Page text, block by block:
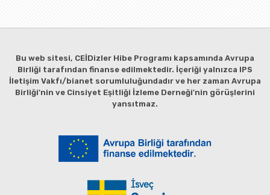
Bu web sitesi, CEİDizler Hibe Programı kapsamında Avrupa
Birliği tarafından finanse edilmektedir. İçeriği yalnızca IPS
İletişim Vakfı/bianet sorumluluğundadır ve her zaman Avrupa
Birliği'nin ve Cinsiyet Eşitliği İzleme Derneği'nin görüşlerini
yansıtmaz.